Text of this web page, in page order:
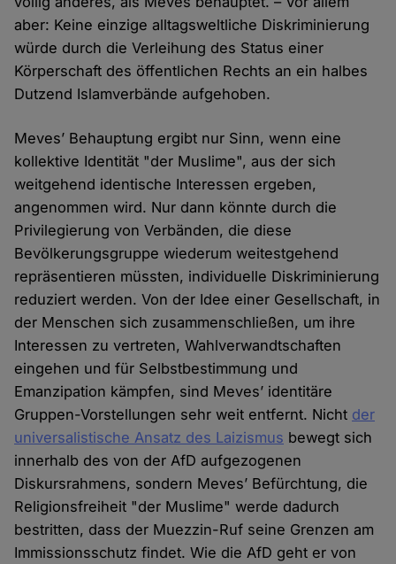
aber: Keine einzige alltagsweltliche Diskriminierung
würde durch die Verleihung des Status einer
Körperschaft des öffentlichen Rechts an ein halbes
Dutzend Islamverbände aufgehoben.
Meves’ Behauptung ergibt nur Sinn, wenn eine
kollektive Identität "der Muslime", aus der sich
weitgehend identische Interessen ergeben,
angenommen wird. Nur dann könnte durch die
Privilegierung von Verbänden, die diese
Bevölkerungsgruppe wiederum weitestgehend
repräsentieren müssten, individuelle Diskriminierung
reduziert werden. Von der Idee einer Gesellschaft, in
der Menschen sich zusammenschließen, um ihre
Interessen zu vertreten, Wahlverwandtschaften
eingehen und für Selbstbestimmung und
Emanzipation kämpfen, sind Meves’ identitäre
Gruppen-Vorstellungen sehr weit entfernt. Nicht der
universalistische Ansatz des Laizismus bewegt sich
innerhalb des von der AfD aufgezogenen
Diskursrahmens, sondern Meves’ Befürchtung, die
Religionsfreiheit "der Muslime" werde dadurch
bestritten, dass der Muezzin-Ruf seine Grenzen am
Immissionsschutz findet. Wie die AfD geht er von